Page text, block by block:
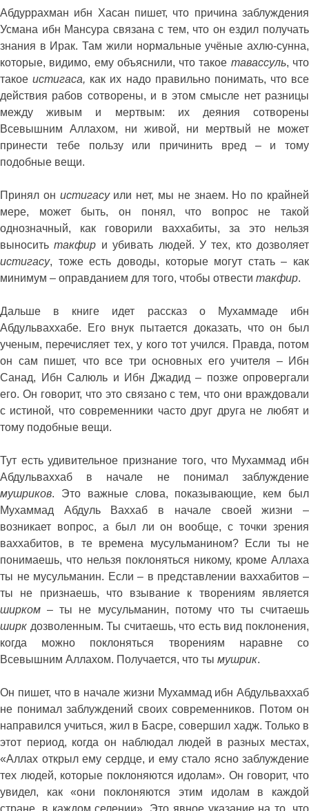
Абдуррахман ибн Хасан пишет, что причина заблуждения
Усмана ибн Мансура связана с тем, что он ездил получать
знания в Ирак. Там жили нормальные учёные ахлю-сунна,
которые, видимо, ему объяснили, что такое тавассуль, что
такоеистигаса, как их надо правильно понимать, что все
действия рабов сотворены, и в этом смысле нет разницы
между живым и мертвым: их деяния сотворены
Всевышним Аллахом, ни живой, ни мертвый не может
принести тебе пользу или причинить вред – и тому
подобные вещи.
Принял он истигасуили нет, мы не знаем. Но по крайней
мере, может быть, он понял, что вопрос не такой
однозначный, как говорили ваххабиты, за это нельзя
выноситьтакфир и убивать людей. У тех, кто дозволяет
истигасу, тоже есть доводы, которые могут стать – как
минимум – оправданием для того, чтобы отвести такфир.
Дальше в книге идет рассказ о Мухаммаде ибн
Абдульваххабе. Его внук пытается доказать, что он был
ученым, перечисляет тех, у кого тот учился. Правда, потом
он сам пишет, что все три основных его учителя – Ибн
Санад, Ибн Салюль и Ибн Джадид – позже опровергали
его. Он говорит, что это связано с тем, что они враждовали
с истиной, что современники часто друг друга не любят и
тому подобные вещи.
Тут есть удивительное признание того, что Мухаммад ибн
Абдульваххаб в начале не понимал заблуждение
мушриков. Это важные слова, показывающие, кем был
Мухаммад Абдуль Ваххаб в начале своей жизни –
возникает вопрос, а был ли он вообще, с точки зрения
ваххабитов, в те времена мусульманином? Если ты не
понимаешь, что нельзя поклоняться никому, кроме Аллаха
ты не мусульманин. Если – в представлении ваххабитов –
ты не признаешь, что взывание к творениям является
ширком – ты не мусульманин, потому что ты считаешь
ширк дозволенным. Ты считаешь, что есть вид поклонения,
когда можно поклоняться творениям наравне со
Всевышним Аллахом. Получается, что ты мушрик.
Он пишет, что в начале жизни Мухаммад ибн Абдульваххаб
не понимал заблуждений своих современников. Потом он
направился учиться, жил в Басре, совершил хадж. Только в
этот период, когда он наблюдал людей в разных местах,
«Аллах открыл ему сердце, и ему стало ясно заблуждение
тех людей, которые поклоняются идолам». Он говорит, что
увидел, как «они поклоняются этим идолам в каждой
стране, в каждом селении». Это явное указание на то, что